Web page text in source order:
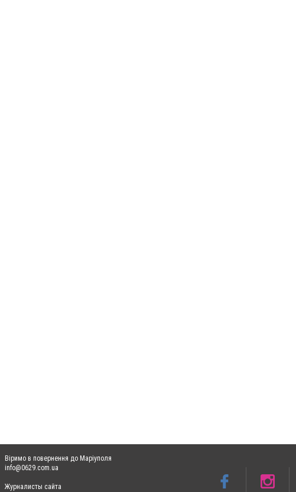
Віримо в повернення до Маріуполя
info@0629.com.ua
Журналисты сайта